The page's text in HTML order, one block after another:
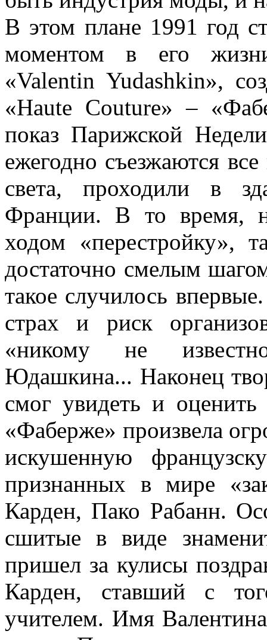
В этом плане 1991 год
моментом в его
«Valentin Yudashkin»,
«Haute Couture» –
показ Парижской
ежегодно съезжаются
света, проходили в
Франции. В то время,
ходом «перестройку»,
достаточно смелым
такое случилось
страх и риск
«никому не
Юдашкина... Наконец
смог увидеть и
«Фаберже» произвела
искушенную
признанных в мире
Карден, Пако Рабанн.
сшитые в виде
пришел за кулисы
Карден, ставший с
учителем. Имя